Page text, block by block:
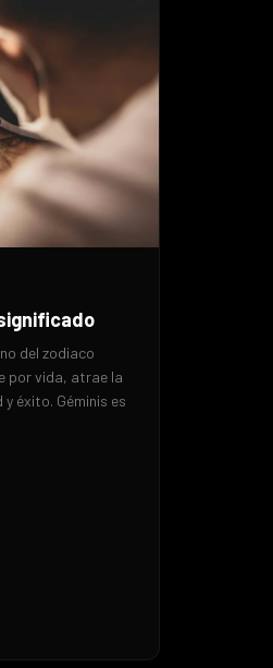
del zodiaco
por vida, atrae la
éxito. Géminis es